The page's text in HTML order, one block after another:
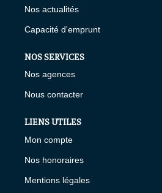
Nos actualités
Capacité d'emprunt
NOS SERVICES
Nos agences
Nous contacter
LIENS UTILES
Mon compte
Nos honoraires
Mentions légales